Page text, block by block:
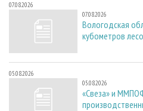
07.08.2026
07.08.2026
Вологодская
кубометров
05.08.2026
05.08.2026
«Свеза» и